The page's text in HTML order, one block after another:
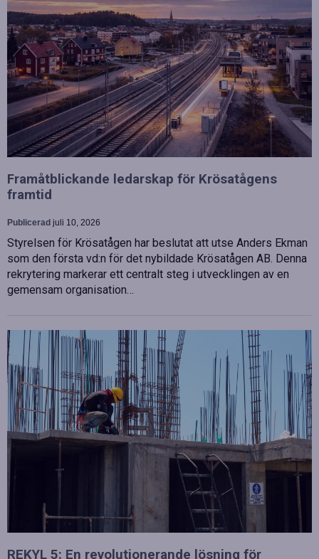
Framåtblickande ledarskap för Krösatågens
framtid
Publicerad juli 10, 2026
Styrelsen för Krösatågen har beslutat att utse Anders Ekman
som den första vd:n för det nybildade Krösatågen AB. Denna
rekrytering markerar ett centralt steg i utvecklingen av en
gemensam organisation…
REKYL 5: En revolutionerande lösning för